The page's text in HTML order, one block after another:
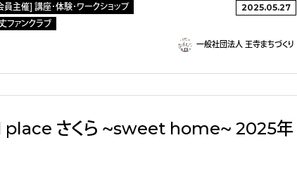
主催] 講座・体験・ワークショップ
ファンクラブ
2025.05.27
一般社団法人 王寺まちづくり
さくら 〜sweet home〜 2025年